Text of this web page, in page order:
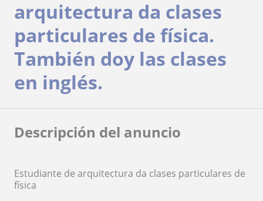
arquitectura da clases
particulares de física.
También doy las clases
en inglés.
Descripción del anuncio
Estudiante de arquitectura da clases particulares de
física